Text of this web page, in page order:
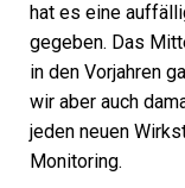
hat es eine
gegeben. Das
in den Vorjahren
wir aber auch
jeden neuen
Monitoring.